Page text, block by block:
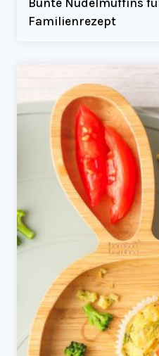
Bunte Nudelmuffins
Familienrezept